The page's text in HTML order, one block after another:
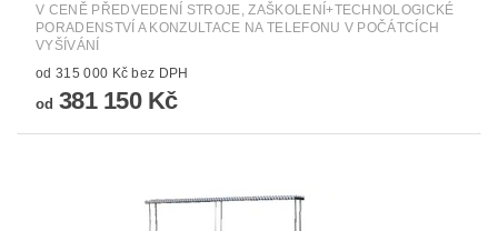
V CENĚ PŘEDVEDENÍ STROJE, ZAŠKOLENÍ+TECHNOLOGICKÉ
PORADENSTVÍ A KONZULTACE NA TELEFONU V POČÁTCÍCH
VYŠÍVÁNÍ
od 315 000 Kč bez DPH
od 381 150 Kč